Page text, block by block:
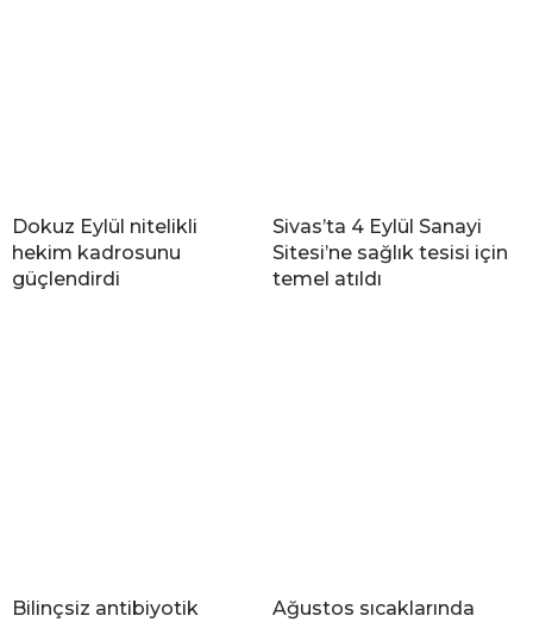
Dokuz Eylül nitelikli
hekim kadrosunu
güçlendirdi
Sivas’ta 4 Eylül Sanayi
Sitesi’ne sağlık tesisi için
temel atıldı
Bilinçsiz antibiyotik
Ağustos sıcaklarında